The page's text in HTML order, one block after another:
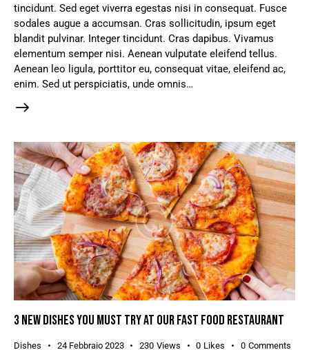
tincidunt. Sed eget viverra egestas nisi in consequat. Fusce
sodales augue a accumsan. Cras sollicitudin, ipsum eget
blandit pulvinar. Integer tincidunt. Cras dapibus. Vivamus
elementum semper nisi. Aenean vulputate eleifend tellus.
Aenean leo ligula, porttitor eu, consequat vitae, eleifend ac,
enim. Sed ut perspiciatis, unde omnis…
3 NEW DISHES YOU MUST TRY AT OUR FAST FOOD RESTAURANT
Dishes 24 Febbraio 2023 230 Views 0 Likes 0 Comments